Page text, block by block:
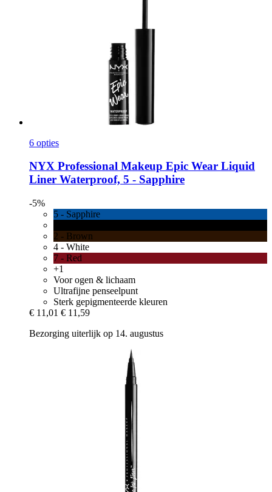
6 opties
NYX Professional Makeup Epic Wear Liquid
Liner Waterproof, 5 -​ Sapphire
-5%
5 - Sapphire
2 - Brown
4 - White
7 - Red
+1
Voor ogen & lichaam
Ultrafijne penseelpunt
Sterk gepigmenteerde kleuren
€ 11,01 € 11,59
Bezorging uiterlijk op 14. augustus